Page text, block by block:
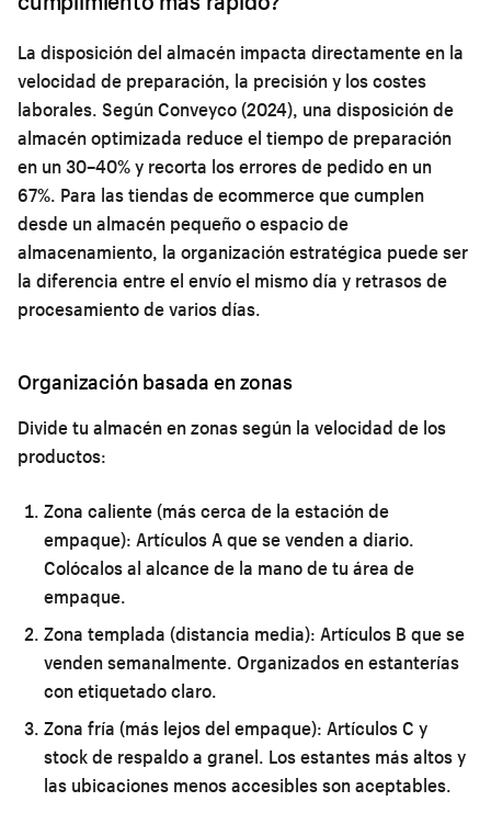
La disposición del almacén impacta directamente en la
velocidad de preparación, la precisión y los costes
laborales. Según Conveyco (2024), una disposición de
almacén optimizada reduce el tiempo de preparación
en un 30–40% y recorta los errores de pedido en un
67%. Para las tiendas de ecommerce que cumplen
desde un almacén pequeño o espacio de
almacenamiento, la organización estratégica puede ser
la diferencia entre el envío el mismo día y retrasos de
procesamiento de varios días.
Organización basada en zonas
Divide tu almacén en zonas según la velocidad de los
productos:
Zona caliente (más cerca de la estación de
empaque): Artículos A que se venden a diario.
Colócalos al alcance de la mano de tu área de
empaque.
Zona templada (distancia media): Artículos B que se
venden semanalmente. Organizados en estanterías
con etiquetado claro.
Zona fría (más lejos del empaque): Artículos C y
stock de respaldo a granel. Los estantes más altos y
las ubicaciones menos accesibles son aceptables.